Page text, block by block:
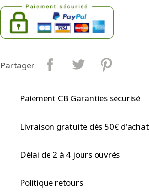
Partager
Paiement CB Garanties sécurisé
Livraison gratuite dés 50€ d'achat
Délai de 2 à 4 jours ouvrés
Politique retours